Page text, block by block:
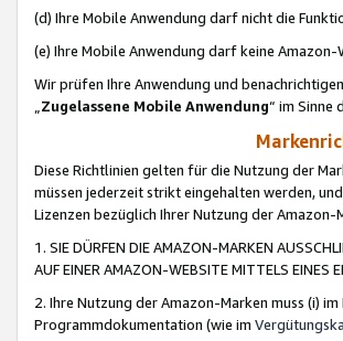
(d) Ihre Mobile Anwendung darf nicht die
(e) Ihre Mobile Anwendung darf keine
Wir prüfen Ihre Anwendung und
„Zugelassene Mobile Anwendung“ im Sinne
Diese Richtlinien gelten für die Nutzung der
müssen jederzeit strikt eingehalten werden,
Lizenzen bezüglich Ihrer Nutzung der Amazon-
1. SIE DÜRFEN DIE AMAZON-MARKEN
AUF EINER AMAZON-WEBSITE MITTELS EINES
2. Ihre Nutzung der Amazon-Marken muss (i)
Programmdokumentation (wie im